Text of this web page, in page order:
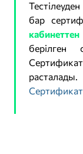
бар
кабинеттен
расталады.